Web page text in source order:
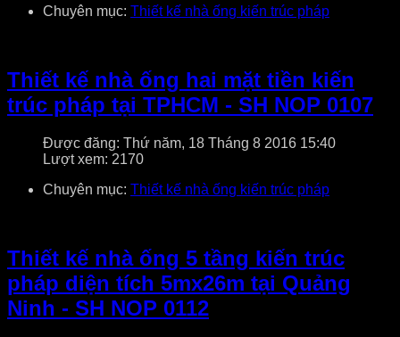
Chuyên mục: Thiết kế nhà ống kiến trúc pháp
Thiết kế nhà ống hai mặt tiền kiến
trúc pháp tại TPHCM - SH NOP 0107
Được đăng: Thứ năm, 18 Tháng 8 2016 15:40
Lượt xem: 2170
Chuyên mục: Thiết kế nhà ống kiến trúc pháp
Thiết kế nhà ống 5 tầng kiến trúc
pháp diện tích 5mx26m tại Quảng
Ninh - SH NOP 0112